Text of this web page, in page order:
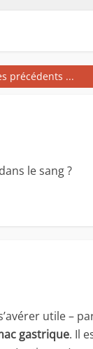
précédents ...
le sang ?
utile –
gastrique. Il